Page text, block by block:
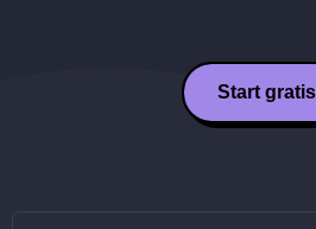
Start gratis